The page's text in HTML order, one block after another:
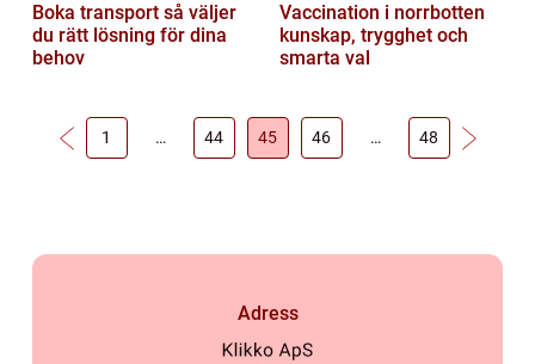
Boka transport så väljer
du rätt lösning för dina
behov
Vaccination i norrbotten
kunskap, trygghet och
smarta val
1 … 44 45 46 … 48
Adress